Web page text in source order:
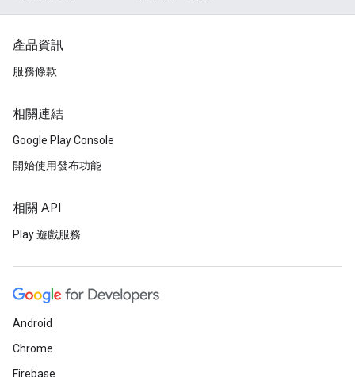
產品資訊
服務條款
相關連結
Google Play Console
開始使用發布功能
相關 API
Play 遊戲服務
Android
Chrome
Firebase